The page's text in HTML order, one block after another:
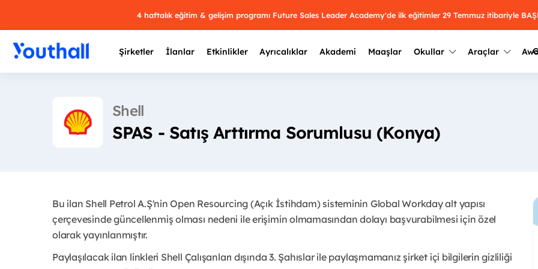
4 haftalık eğitim & gelişim programı Future Sales Leader Academy'de ilk eğitimler 29 Temmuz itibariyle
Şirketler İlanlar Etkinlikler Ayrıcalıklar Akademi Maaşlar Okullar
Üniversite kulüplerini ve
keşfet.
Farklı liseleri incele ve
yakından tanı.
Araçlar
Oy ver
2025
2022Kazananları
Shell
SPAS - Satış Arttırma Sorumlusu (Konya)
Bu ilan Shell Petrol A.Ş'nin Open Resourcing (Açık İstihdam) sisteminin Global Workday alt yapısı
çerçevesinde güncellenmiş olması nedeni ile erişimin olmamasından dolayı başvurabilmesi için özel
olarak yayınlanmıştır.
Paylaşılacak ilan linkleri Shell Çalışanları dışında 3. Şahıslar ile paylaşmamanız şirket içi bilgilerin gizliliği